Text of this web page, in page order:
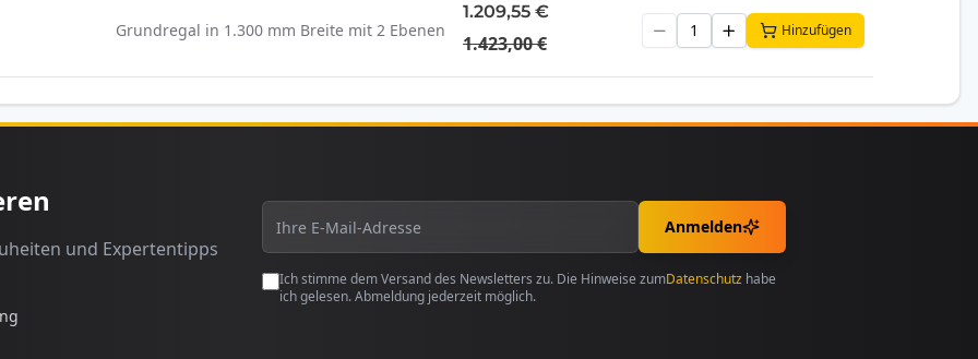
Grundregal in 1.300 mm Breite mit 2 Ebenen
1.209,55 €
1.423,00 €
Hinzufügen
und Expertentipps
Anmelden
Ich stimme dem Versand des Newsletters zu. Die Hinweise zumDatenschutz habe
ich gelesen. Abmeldung jederzeit möglich.